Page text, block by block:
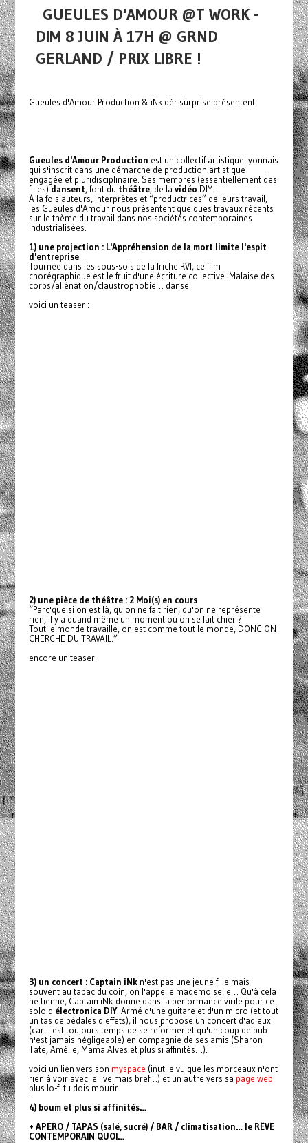
GUEULES D'AMOUR @T WORK -
DIM 8 JUIN À 17H @ GRND
GERLAND / PRIX LIBRE !
Gueules d'Amour Production & iNk dèr sürprise présentent :
Gueules d'Amour Production est un collectif artistique lyonnais
qui s'inscrit dans une démarche de production artistique
engagée et pluridisciplinaire. Ses membres (essentiellement des
filles) dansent, font du théâtre, de la vidéo DIY…
À la fois auteurs, interprètes et “productrices” de leurs travail,
les Gueules d'Amour nous présentent quelques travaux récents
sur le thème du travail dans nos sociétés contemporaines
industrialisées.
1) une projection : L'Appréhension de la mort limite l'espit
d'entreprise
Tournée dans les sous-sols de la friche RVI, ce film
chorégraphique est le fruit d'une écriture collective. Malaise des
corps/aliénation/claustrophobie… danse.
voici un teaser :
2) une pièce de théâtre : 2 Moi(s) en cours
“Parc'que si on est là, qu'on ne fait rien, qu'on ne représente
rien, il y a quand même un moment où on se fait chier ?
Tout le monde travaille, on est comme tout le monde, DONC ON
CHERCHE DU TRAVAIL.”
encore un teaser :
3) un concert : Captain iNkn'est pas une jeune fille mais
souvent au tabac du coin, on l'appelle mademoiselle… Qu'à cela
ne tienne, Captain iNk donne dans la performance virile pour ce
solo d'électronica DIY. Armé d'une guitare et d'un micro (et tout
un tas de pédales d'effets), il nous propose un concert d'adieux
(car il est toujours temps de se reformer et qu'un coup de pub
n'est jamais négligeable) en compagnie de ses amis (Sharon
Tate, Amélie, Mama Alves et plus si affinités…).
voici un lien vers son myspace (inutile vu que les morceaux n'ont
rien à voir avec le live mais bref…) et un autre vers sa page web
plus lo-fi tu dois mourir.
4) boum et plus si affinités…
+ APÉRO / TAPAS (salé, sucré) / BAR / climatisation… le RÊVE
CONTEMPORAIN QUOI…